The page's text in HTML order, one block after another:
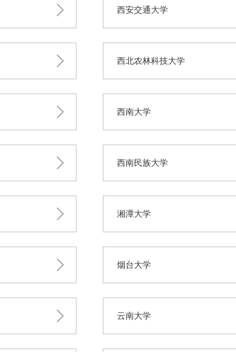
西安交通大学
西北农林科技大学
西南大学
西南民族大学
湘潭大学
烟台大学
云南大学